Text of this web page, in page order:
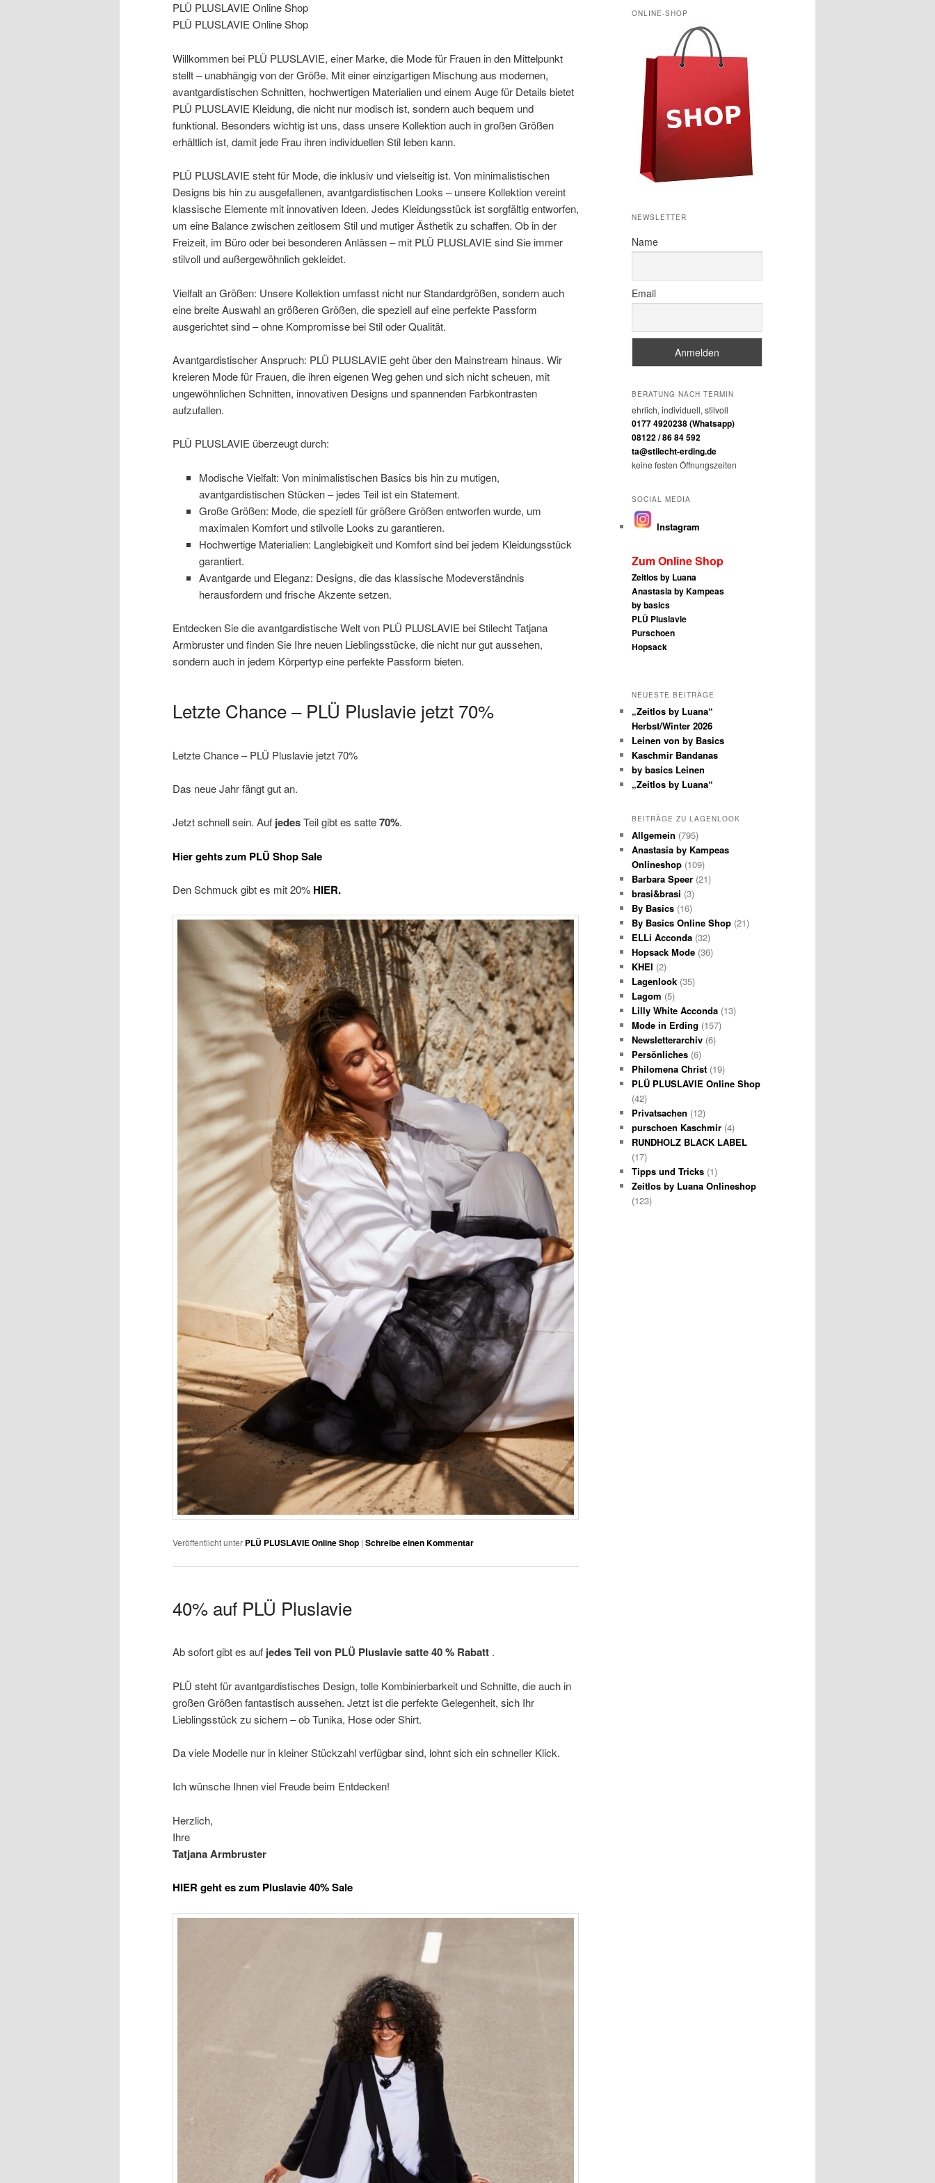
PLÜ PLUSLAVIE Online Shop
PLÜ PLUSLAVIE Online Shop
Willkommen bei PLÜ PLUSLAVIE, einer Marke, die Mode für Frauen in den Mittelpunkt
stellt – unabhängig von der Größe. Mit einer einzigartigen Mischung aus modernen,
avantgardistischen Schnitten, hochwertigen Materialien und einem Auge für Details bietet
PLÜ PLUSLAVIE Kleidung, die nicht nur modisch ist, sondern auch bequem und
funktional. Besonders wichtig ist uns, dass unsere Kollektion auch in großen Größen
erhältlich ist, damit jede Frau ihren individuellen Stil leben kann.
PLÜ PLUSLAVIE steht für Mode, die inklusiv und vielseitig ist. Von minimalistischen
Designs bis hin zu ausgefallenen, avantgardistischen Looks – unsere Kollektion vereint
klassische Elemente mit innovativen Ideen. Jedes Kleidungsstück ist sorgfältig entworfen,
um eine Balance zwischen zeitlosem Stil und mutiger Ästhetik zu schaffen. Ob in der
Freizeit, im Büro oder bei besonderen Anlässen – mit PLÜ PLUSLAVIE sind Sie immer
stilvoll und außergewöhnlich gekleidet.
Vielfalt an Größen: Unsere Kollektion umfasst nicht nur Standardgrößen, sondern auch
eine breite Auswahl an größeren Größen, die speziell auf eine perfekte Passform
ausgerichtet sind – ohne Kompromisse bei Stil oder Qualität.
Avantgardistischer Anspruch: PLÜ PLUSLAVIE geht über den Mainstream hinaus. Wir
kreieren Mode für Frauen, die ihren eigenen Weg gehen und sich nicht scheuen, mit
ungewöhnlichen Schnitten, innovativen Designs und spannenden Farbkontrasten
aufzufallen.
PLÜ PLUSLAVIE überzeugt durch:
Modische Vielfalt: Von minimalistischen Basics bis hin zu mutigen,
avantgardistischen Stücken – jedes Teil ist ein Statement.
Große Größen: Mode, die speziell für größere Größen entworfen wurde, um
maximalen Komfort und stilvolle Looks zu garantieren.
Hochwertige Materialien: Langlebigkeit und Komfort sind bei jedem Kleidungsstück
garantiert.
Avantgarde und Eleganz: Designs, die das klassische Modeverständnis
herausfordern und frische Akzente setzen.
Entdecken Sie die avantgardistische Welt von PLÜ PLUSLAVIE bei Stilecht Tatjana
Armbruster und finden Sie Ihre neuen Lieblingsstücke, die nicht nur gut aussehen,
sondern auch in jedem Körpertyp eine perfekte Passform bieten.
Letzte Chance – PLÜ Pluslavie jetzt 70%
Letzte Chance – PLÜ Pluslavie jetzt 70%
Das neue Jahr fängt gut an.
Jetzt schnell sein. Auf jedesTeil gibt es satte70%.
Hier gehts zum PLÜ Shop Sale
Den Schmuck gibt es mit 20% HIER.
Veröffentlicht unter PLÜ PLUSLAVIE Online Shop | Schreibe einen Kommentar
40% auf PLÜ Pluslavie
Ab sofort gibt es auf jedes Teil von PLÜ Pluslavie satte 40 % Rabatt .
PLÜ steht für avantgardistisches Design, tolle Kombinierbarkeit und Schnitte, die auch in
großen Größen fantastisch aussehen. Jetzt ist die perfekte Gelegenheit, sich Ihr
Lieblingsstück zu sichern – ob Tunika, Hose oder Shirt.
Da viele Modelle nur in kleiner Stückzahl verfügbar sind, lohnt sich ein schneller Klick.
Ich wünsche Ihnen viel Freude beim Entdecken!
Herzlich,
Ihre
Tatjana Armbruster
HIER geht es zum Pluslavie 40% Sale
h
ONLINE-SHOP
NEWSLETTER
Name
Email
BERATUNG NACH TERMIN
ehrlich, individuell, stilvoll
0177 4920238 (Whatsapp)
08122 / 86 84 592
ta@stilecht-erding.de
keine festen Öffnungszeiten
SOCIAL MEDIA
Instagram
Zum Online Shop
Zeitlos by Luana
Anastasia by Kampeas
by basics
PLÜ Pluslavie
Purschoen
Hopsack
NEUESTE BEITRÄGE
„Zeitlos by Luana“
Herbst/Winter 2026
Leinen von by Basics
Kaschmir Bandanas
by basics Leinen
„Zeitlos by Luana“
BEITRÄGE ZU LAGENLOOK
Allgemein (795)
Anastasia by Kampeas
Onlineshop (109)
Barbara Speer (21)
brasi&brasi (3)
By Basics (16)
By Basics Online Shop (21)
ELLi Acconda (32)
Hopsack Mode (36)
KHEI (2)
Lagenlook (35)
Lagom (5)
Lilly White Acconda (13)
Mode in Erding (157)
Newsletterarchiv (6)
Persönliches (6)
Philomena Christ (19)
PLÜ PLUSLAVIE Online Shop
(42)
Privatsachen (12)
purschoen Kaschmir (4)
RUNDHOLZ BLACK LABEL
(17)
Tipps und Tricks (1)
Zeitlos by Luana Onlineshop
(123)